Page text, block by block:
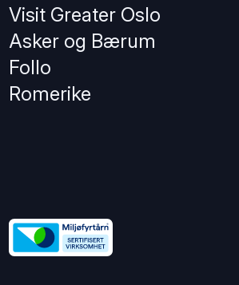
Visit Greater Oslo
Asker og Bærum
Follo
Romerike